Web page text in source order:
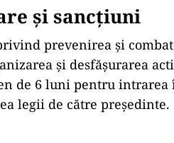
și sancțiuni
prevenirea și
și desfășurarea
de 6 luni pentru
legii de către președinte.